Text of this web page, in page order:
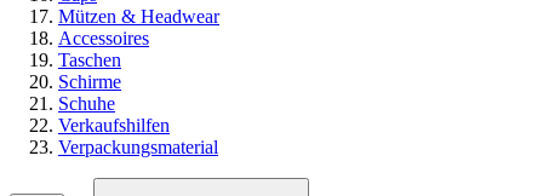
Mützen & Headwear
Accessoires
Taschen
Schirme
Schuhe
Verkaufshilfen
Verpackungsmaterial